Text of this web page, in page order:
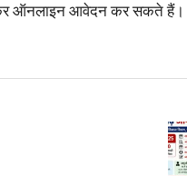
ऑनलाइन आवेदन कर सकते हैं।